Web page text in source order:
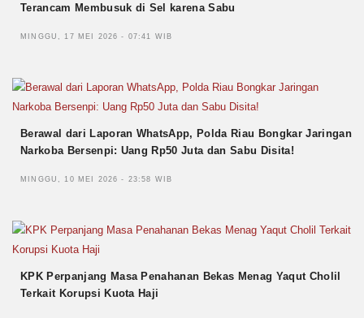
Terancam Membusuk di Sel karena Sabu
MINGGU, 17 MEI 2026 - 07:41 WIB
Berawal dari Laporan WhatsApp, Polda Riau Bongkar Jaringan
Narkoba Bersenpi: Uang Rp50 Juta dan Sabu Disita!
MINGGU, 10 MEI 2026 - 23:58 WIB
KPK Perpanjang Masa Penahanan Bekas Menag Yaqut Cholil
Terkait Korupsi Kuota Haji